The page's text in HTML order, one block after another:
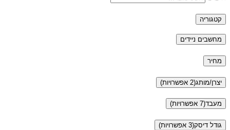
קטגוריה
מחשבים ניידים
מחיר
יצרן/מותג(2 אפשרויות)
מעבד(7 אפשרויות)
גודל דיסק(3 אפשרויות)